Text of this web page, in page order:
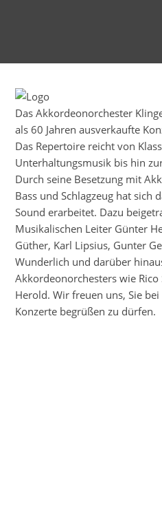
Das Akkordeonorchester
als 60 Jahren ausverkaufte
Das Repertoire reicht von
Unterhaltungsmusik bis hin
Durch seine Besetzung mit
Bass und Schlagzeug hat sich
Sound erarbeitet. Dazu
Musikalischen Leiter Günter
Güther, Karl Lipsius, Gunter
Wunderlich und darüber
Akkordeonorchesters wie
Herold. Wir freuen uns, Sie
Konzerte begrüßen zu dürfen.